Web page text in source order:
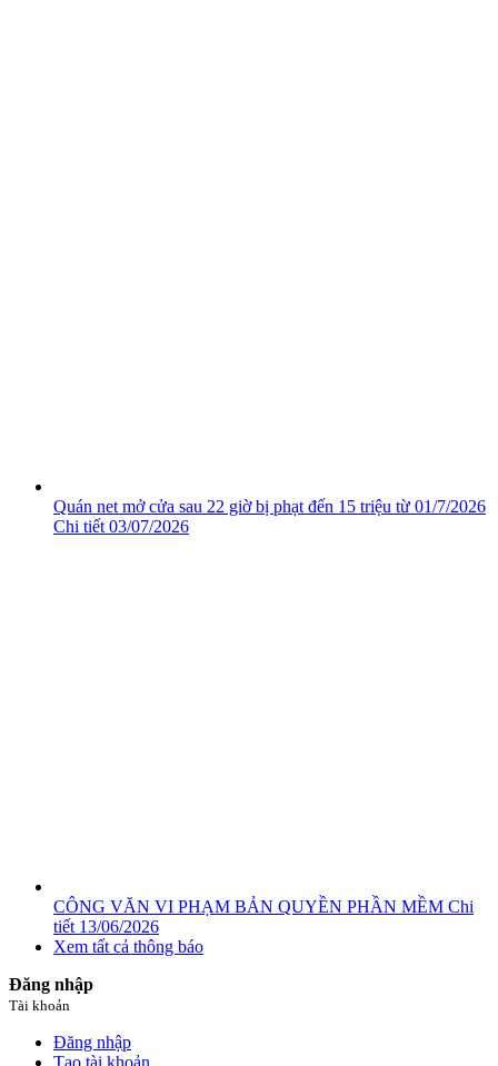
Quán net mở cửa sau 22 giờ bị phạt đến 15 triệu từ 01/7/2026
Chi tiết 03/07/2026
CÔNG VĂN VI PHẠM BẢN QUYỀN PHẦN MỀM Chi
tiết 13/06/2026
Xem tất cả thông báo
Đăng nhập
Tài khoản
Đăng nhập
Tạo tài khoản